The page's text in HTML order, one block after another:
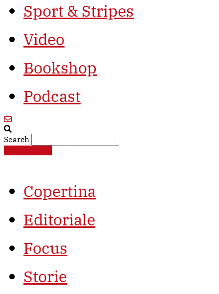
Sport & Stripes
Video
Bookshop
Podcast
Search
Copertina
Editoriale
Focus
Storie